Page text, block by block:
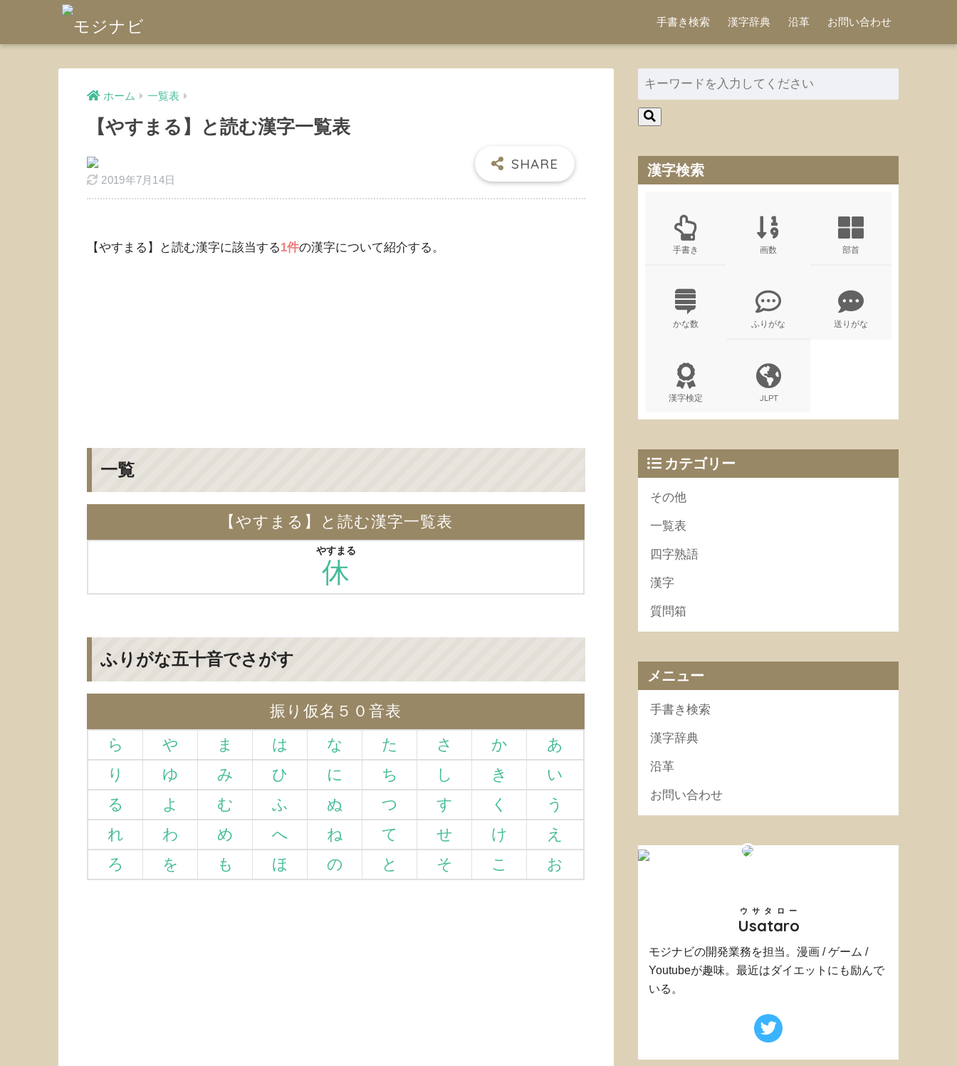
手書き検索 漢字辞典 沿革 お問い合わせ
ホーム 一覧表
【やすまる】と読む漢字一覧表
2019年7月14日
【やすまる】と読む漢字に該当する1件の漢字について紹介する。
一覧
【やすまる】と読む漢字一覧表
休
やすまる
ふりがな五十音でさがす
振り仮名５０音表
ら
や ま は な た さ か
あ
り
ゆ み ひ に ち し き
い
る
よ む ふ ぬ つ す く
う
れ
わ め へ ね て せ け
え
ろ
を も ほ の と そ こ お
漢字検索
手書き 画数 部首
かな数 ふりがな 送りがな
漢字検定 JLPT
カテゴリー
その他
一覧表
四字熟語
漢字
質問箱
メニュー
手書き検索
漢字辞典
沿革
お問い合わせ
Usataro
ウサタロー
モジナビの開発業務を担当。漫画 / ゲーム /
Youtubeが趣味。最近はダイエットにも励んで
いる。